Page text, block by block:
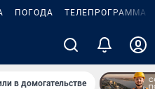
ПОГОДА ТЕЛЕПРОГРАММА
в домогательстве